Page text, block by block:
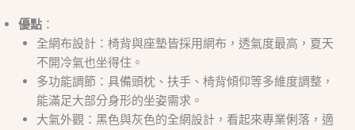
優點 ：
全網布設計：椅背與座墊皆採用網布，透氣度最高，夏天
不開冷氣也坐得住。
多功能調節：具備頭枕、扶手、椅背傾仰等多維度調整，
能滿足大部分身形的坐姿需求。
大氣外觀：黑色與灰色的全網設計，看起來專業俐落，適